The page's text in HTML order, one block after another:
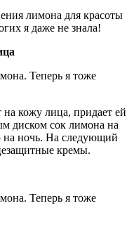
лимона для красоты
я даже не знала!
кожу лица, придает ей
диском сок лимона на
на ночь. На следующий
кремы.